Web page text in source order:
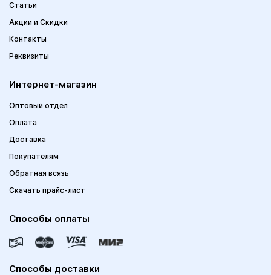
Статьи
Акции и Скидки
Контакты
Реквизиты
Интернет-магазин
Оптовый отдел
Оплата
Доставка
Покупателям
Обратная всязь
Скачать прайс-лист
Способы оплаты
Способы доставки